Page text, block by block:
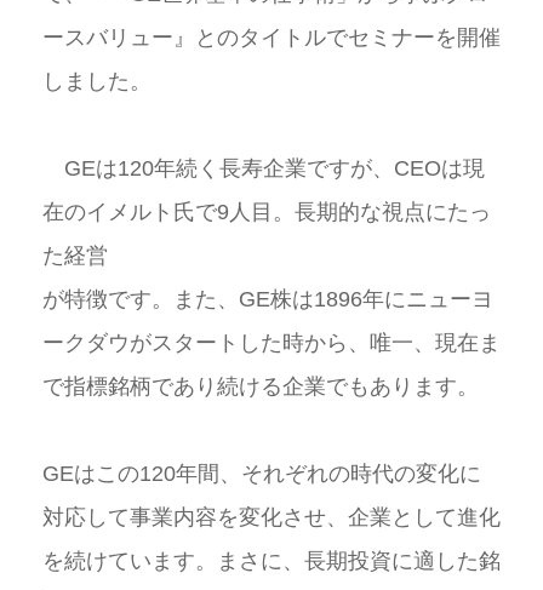
ースバリュー』とのタイトルでセミナーを開催
しました。
GEは120年続く長寿企業ですが、CEOは現
在のイメルト氏で9人目。長期的な視点にたっ
た経営
が特徴です。また、GE株は1896年にニューヨ
ークダウがスタートした時から、唯一、現在ま
で指標銘柄であり続ける企業でもあります。
GEはこの120年間、それぞれの時代の変化に
対応して事業内容を変化させ、企業として進化
を続けています。まさに、長期投資に適した銘